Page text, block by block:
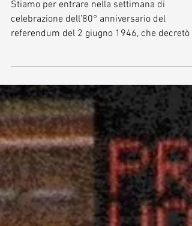
un Referendum” di
Federico Fornaro
referendum del 2 giugno 1946, che decretò
nascita della #Repubblica Italiana e l’elezione
dell’Assemblea Costituente. Ed è bello farlo
miglior modo possibile, con un evento per
raccontare “I giorni che riscattarono l’#Italia”.
Al Palazzo Englefield di Via Quattro
sede dell’Università Popolare di Roma, per la
presentazione dei libri “Il Sud che votò per la
Repubblica di Francesco Flor